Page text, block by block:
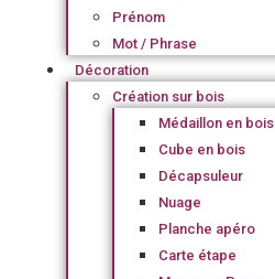
Prénom
Mot / Phrase
Décoration
Création sur bois
Médaillon en bois
Cube en bois
Décapsuleur
Nuage
Planche apéro
Carte étape